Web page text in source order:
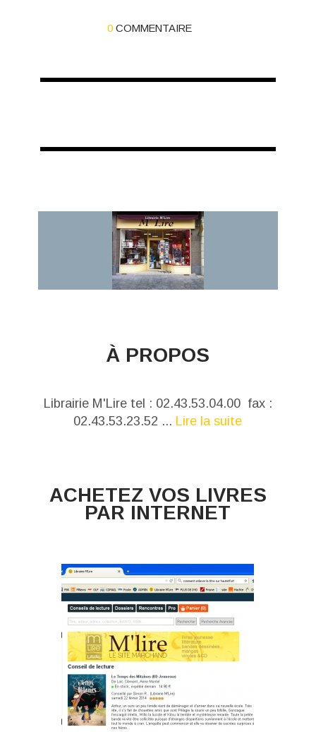
0 COMMENTAIRE
À PROPOS
Librairie M'Lire tel : 02.43.53.04.00 fax :
02.43.53.23.52 ... Lire la suite
ACHETEZ VOS LIVRES
PAR INTERNET